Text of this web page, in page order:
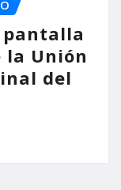
la Unión
del